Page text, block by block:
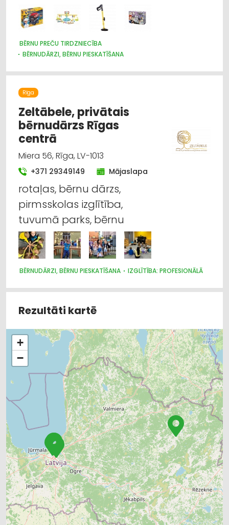
BĒRNU PREČU TIRDZNIECĪBA
BĒRNUDĀRZI, BĒRNU PIESKATĪŠANA
BĒRNU UN JAUNIEŠU BRĪVĀ LAIKA ORGANIZĒŠANA, NOMETNES
SPORTA ORGANIZĀCIJAS
SPORTA UN TŪRISMA PREČU TIRDZNIECĪBA
SPORTA UN TŪRISMA PREČU VAIRUMTIRDZNIECĪBA
MEDICĪNISKĀ PALĪDZĪBA: REHABILITĀCIJA
IZGLĪTĪBA: VISPĀRĒJĀ
Rīga
Zeltābele, privātais
bērnudārzs Rīgas
centrā
Miera 56, Rīga, LV-1013
+371 29349149 Mājaslapa
rotaļas, bērnu dārzs,
pirmsskolas izglītība,
tuvumā parks, bērnu
BĒRNUDĀRZI, BĒRNU PIESKATĪŠANA IZGLĪTĪBA: PROFESIONĀLĀ
Rezultāti kartē
+
−